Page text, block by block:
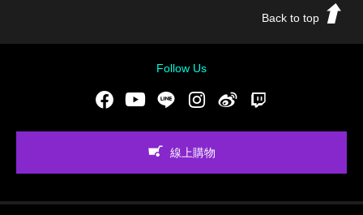
Back to top
Follow Us
FacebookYoutubeLINE Instgram新浪微博
線上購物